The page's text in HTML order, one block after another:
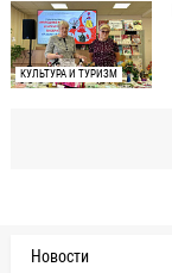
Новости
КУЛЬТУРА И ТУРИЗМ